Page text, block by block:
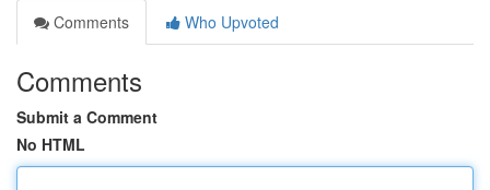
Comments
Who Upvoted
Comments
Submit a Comment
No HTML